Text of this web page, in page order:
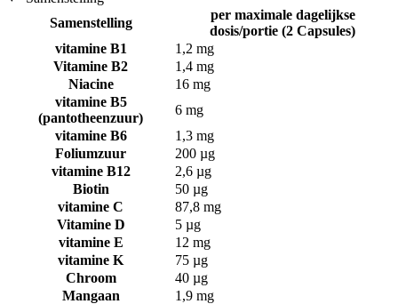
Samenstelling
per maximale dagelijkse
dosis/portie (2 Capsules)
vitamine B1
1,2 mg
Vitamine B2
1,4 mg
Niacine
16 mg
vitamine B5
(pantotheenzuur)
6 mg
vitamine B6
1,3 mg
Foliumzuur
200 µg
vitamine B12
2,6 µg
Biotin
50 µg
vitamine C
87,8 mg
Vitamine D
5 µg
vitamine E
12 mg
vitamine K
75 µg
Chroom
40 µg
Mangaan
1,9 mg